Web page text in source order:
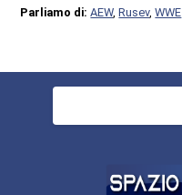
Parliamo di:AEW,Rusev,WWE